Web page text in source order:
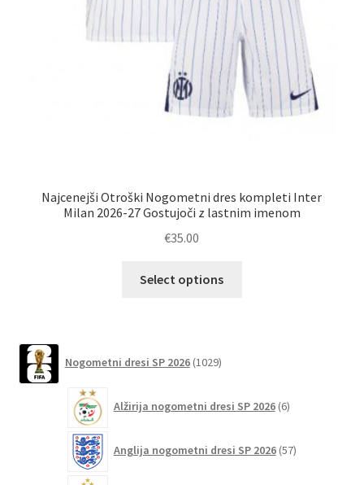
Najcenejši Otroški Nogometni dres kompleti Inter
Milan 2026-27 Gostujoči z lastnim imenom
€35.00
Select options
izberete
strani
Nogometni dresi SP 2026 1029izdelkov
Alžirija nogometni dresi SP 2026 6izdelkov
Anglija nogometni dresi SP 2026 57izdelkov